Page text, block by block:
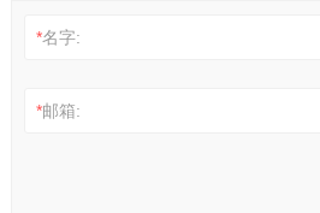
*名字:
*邮箱: